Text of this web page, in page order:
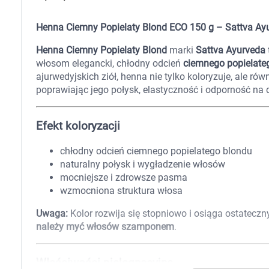
Akwarystyka
Henna Ciemny Popielaty Blond ECO 150 g – Sattva
Henna Ciemny Popielaty Blond marki Sattva Ayurveda
włosom elegancki, chłodny odcień ciemnego
ajurwedyjskich ziół, henna nie tylko koloryzuje, ale
poprawiając jego połysk, elastyczność i odporność na
Efekt koloryzacji
chłodny odcień ciemnego popielatego blondu
naturalny połysk i wygładzenie włosów
mocniejsze i zdrowsze pasma
wzmocniona struktura włosa
Uwaga: Kolor rozwija się stopniowo i osiąga
należy myć włosów szamponem.